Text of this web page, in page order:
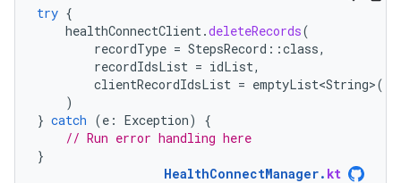
try {
healthConnectClient.deleteRecords(
recordType = StepsRecord ::class,
recordIdsList = idList,
clientRecordIdsList = emptyList<String>()
)
} catch (e : Exception)
{
// Run error handling here
}
HealthConnectManager. kt